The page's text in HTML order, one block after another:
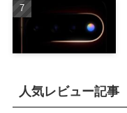
人気レビュー記事